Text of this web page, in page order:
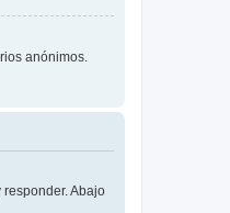
anónimos.
responder. Abajo